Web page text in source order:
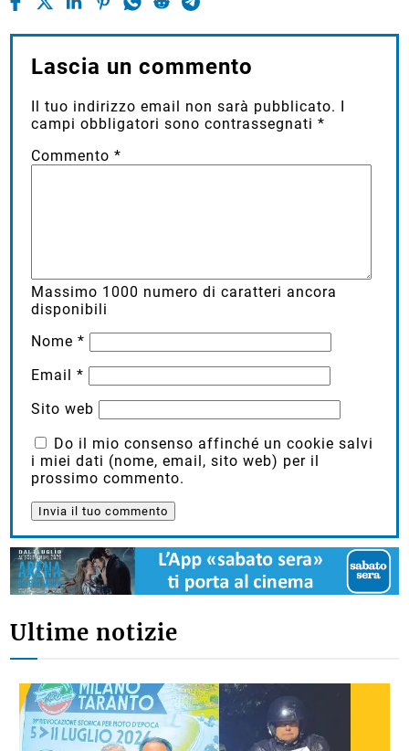
Lascia un commento
Il tuo indirizzo email non sarà pubblicato.
campi obbligatori sono contrassegnati*
Commento*
Massimo 1000 numero di caratteri ancora
disponibili
Nome*
Email*
Sito web
Do il mio consenso affinché un cookie salvi
i miei dati (nome, email, sito web) per il
prossimo commento.
Ultime notizie